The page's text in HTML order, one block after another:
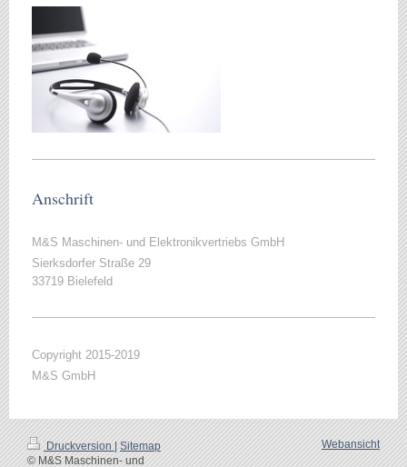
Anschrift
M&S Maschinen- und Elektronikvertriebs GmbH
Sierksdorfer Straße 29
33719 Bielefeld
Copyright 2015-2019
M&S GmbH
Druckversion
Sitemap
© M&S Maschinen- und
Webansicht